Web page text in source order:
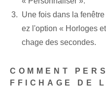
Une fois dans la
ez l'option « Horloges
chage des secondes.
COMMENT
FFICHAGE DE